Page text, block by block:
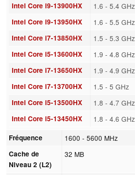
Intel Core i9-13900HX 1.6 - 5.4 GHz
Intel Core i9-13950HX 1.6 - 5.5 GHz
Intel Core i7-13850HX 1.5 - 5.3 GHz
Intel Core i5-13600HX 1.9 - 4.8 GHz
Intel Core i7-13650HX 1.9 - 4.9 GHz
Intel Core i7-13700HX 1.5 - 5 GHz
Intel Core i5-13500HX 1.8 - 4.7 GHz
Intel Core i5-13450HX 1.8 - 4.6 GHz
Fréquence 1600 - 5600 MHz
Cache de
Niveau 2 (L2)
32 MB